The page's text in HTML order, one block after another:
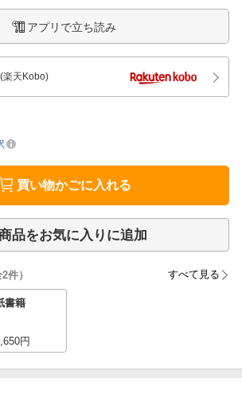
アプリで立ち読み
(楽天Kobo)
買い物かごに入れる
品をお気に入りに追加
2件） すべて見る
書籍
円